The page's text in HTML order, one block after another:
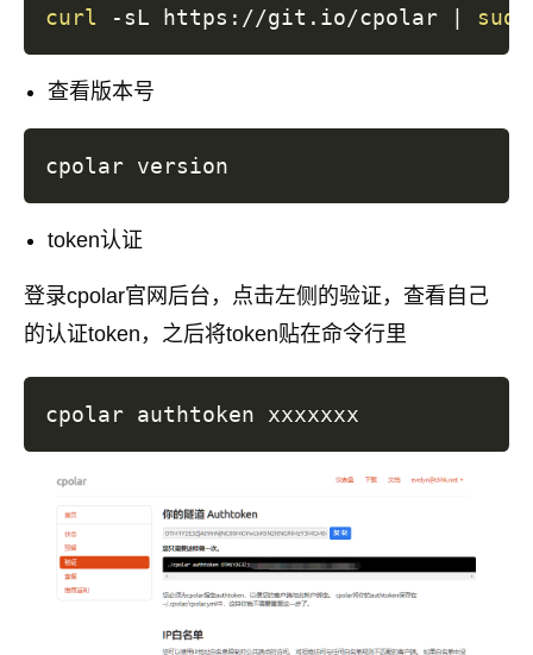
curl -sL https://git.io/cpolar sudo
查看版本号
token认证
登录cpolar官网后台，点击左侧的验证，查看自己
的认证token，之后将token贴在命令行里